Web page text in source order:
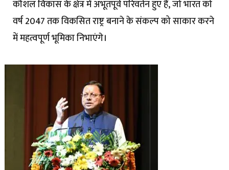
कौशल विकास के क्षेत्र में अभूतपूर्व परिवर्तन हुए हैं, जो भारत को
वर्ष 2047 तक विकसित राष्ट्र बनाने के संकल्प को साकार करने
में महत्वपूर्ण भूमिका निभाएंगे।